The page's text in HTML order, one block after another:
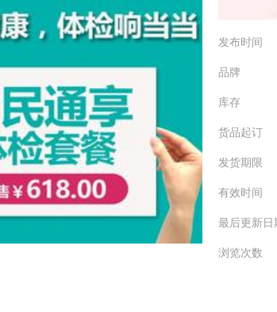
发布时间
品牌
库存
货品起订
发货期限
有效时间
最后更新日
浏览次数